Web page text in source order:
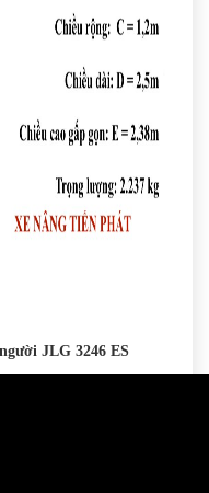
JLG 3246 ES